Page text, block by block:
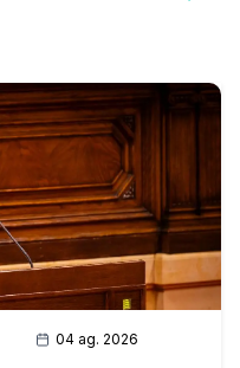
04 ag. 2026